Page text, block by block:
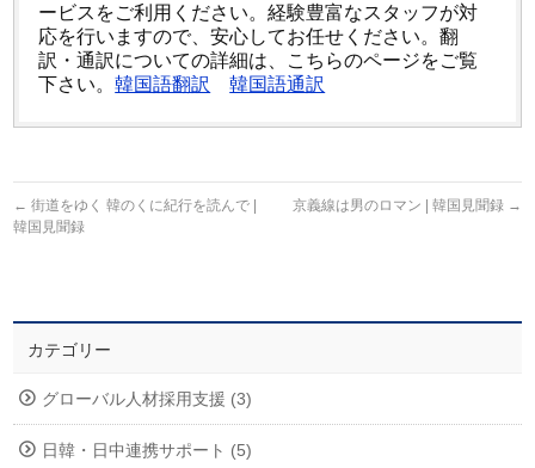
ービスをご利用ください。経験豊富なスタッフが対
応を行いますので、安心してお任せください。翻
訳・通訳についての詳細は、こちらのページをご覧
下さい。韓国語翻訳 韓国語通訳
← 街道をゆく 韓のくに紀行を読んで |
韓国見聞録
京義線は男のロマン | 韓国見聞録 →
カテゴリー
グローバル人材採用支援 (3)
日韓・日中連携サポート (5)